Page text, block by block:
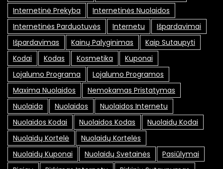
Internetinė Prekyba
Internetinės Nuolaidos
Internetinės Parduotuvės
Internetu
Išpardavimai
Išpardavimas
Kainų Palyginimas
Kaip Sutaupyti
Kodai
Kodas Kosmetika
Kuponai
Lojalumo Programa
Lojalumo Programos
Maxima Nuolaidos
Nemokamas Pristatymas
Nuolaida
Nuolaidos
Nuolaidos Internetu
Nuolaidos Kodai
Nuolaidos Kodas
Nuolaidų Kodai
Nuolaidų Kortelė
Nuolaidų Kortelės
Nuolaidų Kuponai
Nuolaidų Svetainės
Pasiūlymai